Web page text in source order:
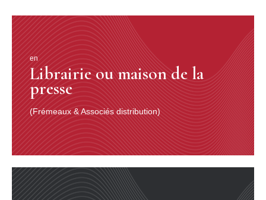
en
Librairie ou maison de la
presse
(Frémeaux & Associés distribution)